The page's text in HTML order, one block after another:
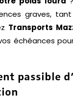
graves,
Transports
échéances
passible